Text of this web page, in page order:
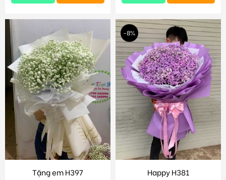
Tặng em H397
-8%
Happy H381